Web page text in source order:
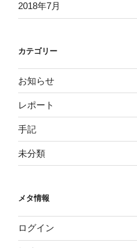
2018年7月
カテゴリー
お知らせ
レポート
手記
未分類
メタ情報
ログイン